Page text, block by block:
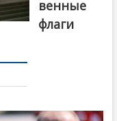
венные
флаги